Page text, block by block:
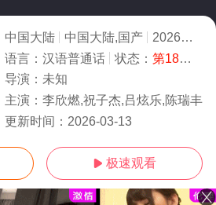
中国大陆 中国大陆,国产 2026
4.0
语言： 汉语普通话 状态： 第18集已完结
导演： 未知
主演： 李欣燃,祝子杰,吕炫乐,陈瑞丰
更新时间： 2026-03-13
 极速观看